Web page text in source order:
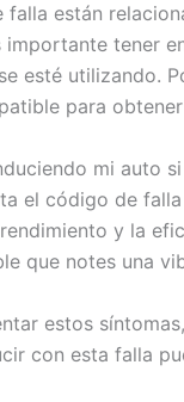
falla están
importante tener
esté utilizando.
para
mi auto
el código de
y la
que notes una
estos
con esta falla